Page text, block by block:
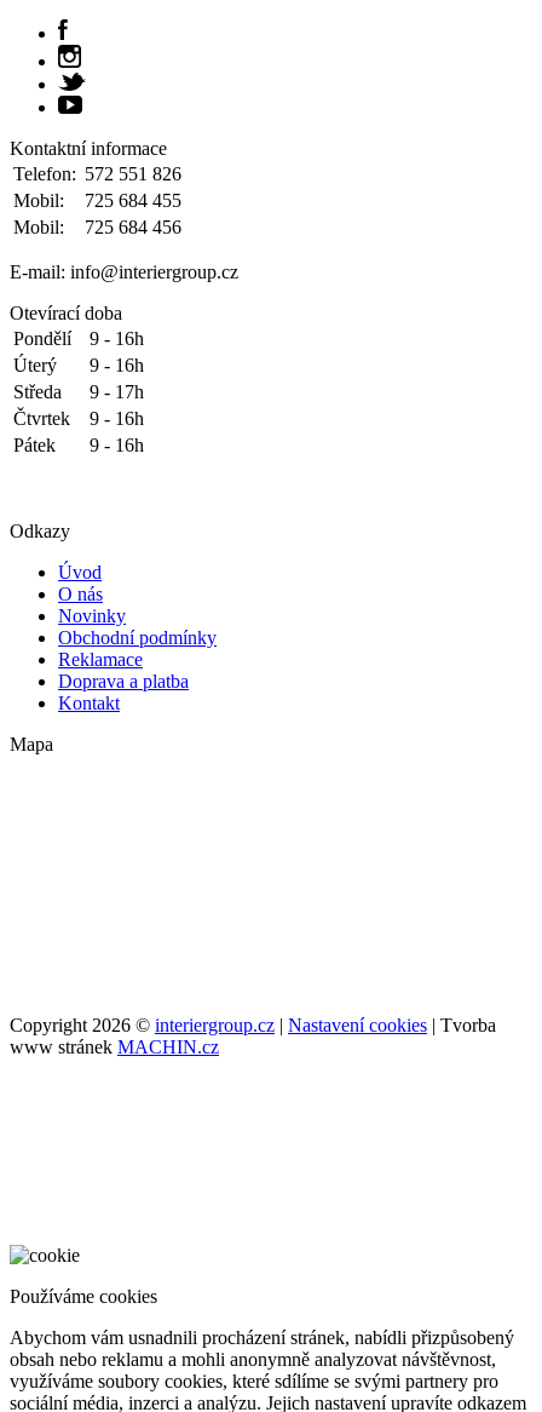
Kontaktní informace
Telefon: 572 551 826
Mobil:
725 684 455
Mobil:
725 684 456
E-mail: info@interiergroup.cz
Otevírací doba
Pondělí
9 - 16h
Úterý
9 - 16h
Středa
9 - 17h
Čtvrtek
9 - 16h
Pátek
9 - 16h
Odkazy
Úvod
O nás
Novinky
Obchodní podmínky
Reklamace
Doprava a platba
Kontakt
Mapa
Copyright 2026 © interiergroup.cz | Nastavení cookies | Tvorba
www stránek MACHIN.cz
Používáme cookies
Abychom vám usnadnili procházení stránek, nabídli přizpůsobený
obsah nebo reklamu a mohli anonymně analyzovat návštěvnost,
využíváme soubory cookies, které sdílíme se svými partnery pro
sociální média, inzerci a analýzu. Jejich nastavení upravíte odkazem